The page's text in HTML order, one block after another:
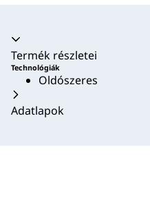
Akkordion összecsukva
Termék részletei
Technológiák
Oldószeres
Adatlapok